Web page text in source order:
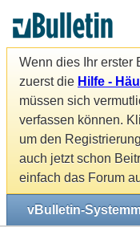
Wenn dies Ihr erster
zuerst die Hilfe -
müssen sich
verfassen können.
um den
auch jetzt schon
einfach das Forum
vBulletin-